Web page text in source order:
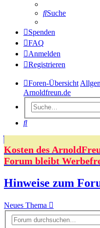
Suche
Spenden
FAQ
Anmelden
Registrieren
Foren-Übersicht
Arnoldfreun.de
Suche
Kosten des
Forum bleibt
Hinweise zum
Neues Thema